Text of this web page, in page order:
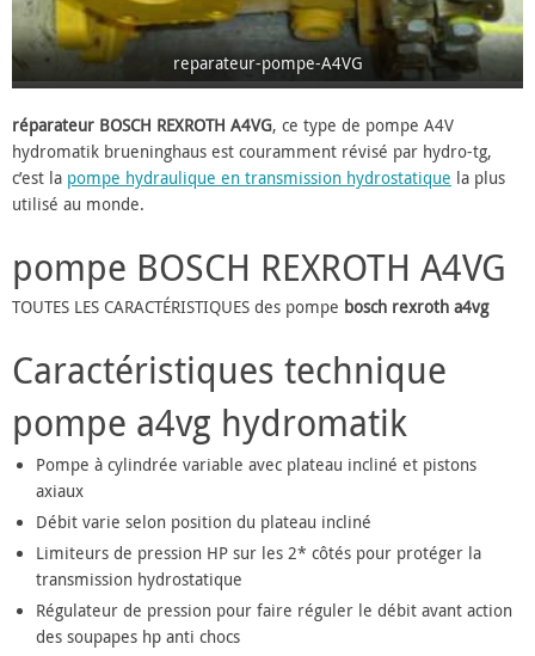
reparateur-pompe-A4VG
réparateur BOSCH REXROTH A4VG, ce type de pompe A4V
hydromatik brueninghaus est couramment révisé par hydro-tg,
c’est la pompe hydraulique en transmission hydrostatique la plus
utilisé au monde.
pompe BOSCH REXROTH A4VG
TOUTES LES CARACTÉRISTIQUES des pompe bosch rexroth a4vg
Caractéristiques technique
pompe a4vg hydromatik
Pompe à cylindrée variable avec plateau incliné et pistons
axiaux
Débit varie selon position du plateau incliné
Limiteurs de pression HP sur les 2* côtés pour protéger la
transmission hydrostatique
Régulateur de pression pour faire réguler le débit avant action
des soupapes hp anti chocs